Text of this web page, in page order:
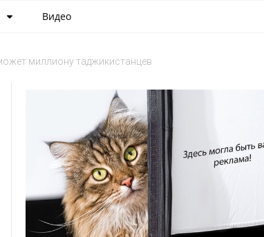
Видео
миллиону таджикистанцев